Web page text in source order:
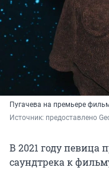
Пугачева на премьере
Источник: предоставлено
В 2021 году певица
саундтрека к